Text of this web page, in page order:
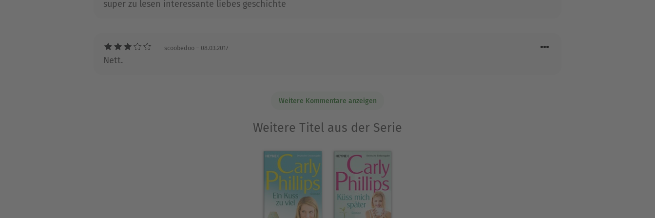
super zu lesen interessante liebes geschichte
scoobedoo – 08.03.2017
Nett.
Weitere Kommentare anzeigen
Weitere Titel aus der Serie